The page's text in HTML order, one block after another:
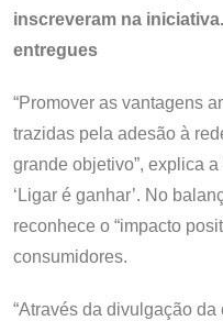
inscreveram na
entregues
“Promover as vantagens
trazidas pela adesão à
grande objetivo”, explica
‘Ligar é ganhar’. No
reconhece o “impacto
consumidores.
“Através da divulgação